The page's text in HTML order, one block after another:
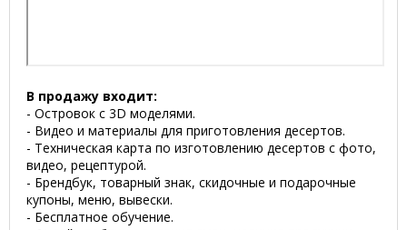
В продажу входит:
- Островок с 3D моделями.
- Видео и материалы для приготовления десертов.
- Техническая карта по изготовлению десертов с фото,
видео, рецептурой.
- Брендбук, товарный знак, скидочные и подарочные
купоны, меню, вывески.
- Бесплатное обучение.